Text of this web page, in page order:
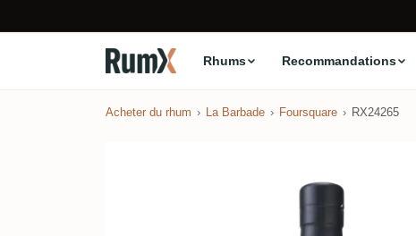
Rhums Recommandations
Acheter du rhum La Barbade Foursquare RX24265